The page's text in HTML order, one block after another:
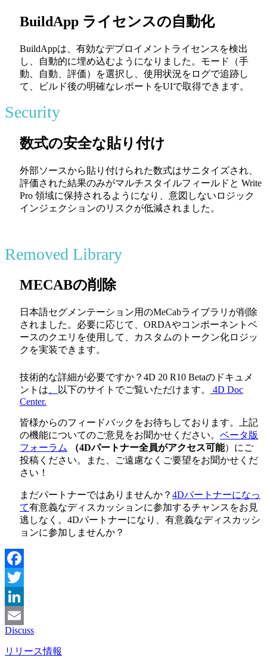
BuildApp ライセンスの自動化
BuildAppは、有効なデプロイメントライセンスを検出
し、自動的に埋め込むようになりました。モード（手
動、自動、評価）を選択し、使用状況をログで追跡し
て、ビルド後の明確なレポートをUIで取得できます。
Security
数式の安全な貼り付け
外部ソースから貼り付けられた数式はサニタイズされ、
評価された結果のみがマルチスタイルフィールドと Write
Pro 領域に保持されるようになり、意図しないロジック
インジェクションのリスクが低減されました。
Removed Library
MECABの削除
日本語セグメンテーション用のMeCabライブラリが削除
されました。必要に応じて、ORDAやコンポーネントベ
ースのクエリを使用して、カスタムのトークン化ロジッ
クを実装できます。
技術的な詳細が必要ですか？4D 20 R10 Betaのドキュメ
ントは
以下のサイトでご覧いただけます。
4D Doc
Center.
皆様からのフィードバックをお待ちしております。上記
の機能についてのご意見をお聞かせください。 ベータ版
フォーラム
（4Dパートナー全員がアクセス可能）にご
投稿ください。また、ご遠慮なくご要望をお聞かせくだ
さい！
まだパートナーではありませんか？ 4Dパートナーになっ
て有意義なディスカッションに参加するチャンスをお見
逃しなく。4Dパートナーになり、有意義なディスカッシ
ョンに参加しませんか？
Facebook
Twitter
LinkedIn
Email
Discuss
リリース情報